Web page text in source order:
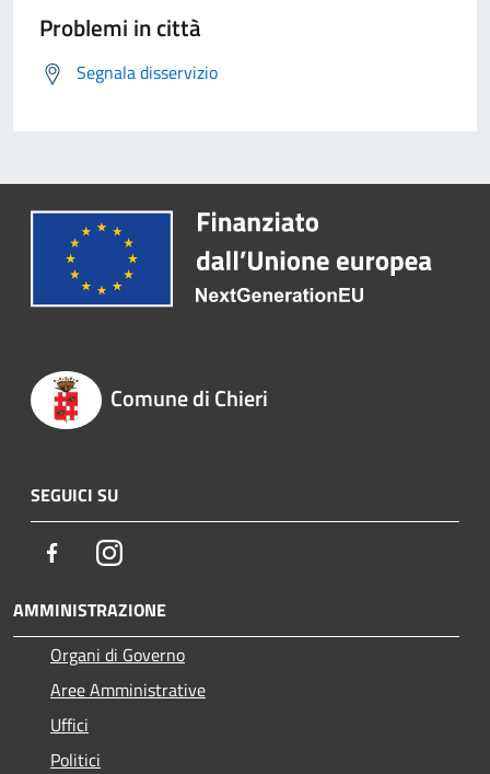
Problemi in città
Segnala disservizio
Comune di Chieri
SEGUICI SU
FacebookInstagram
AMMINISTRAZIONE
Organi di Governo
Aree Amministrative
Uffici
Politici